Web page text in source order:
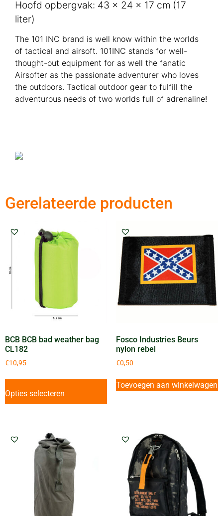
Hoofd opbergvak: 43 x 24 x 17 cm (17
liter)
The 101 INC brand is well know within the worlds
of tactical and airsoft. 101INC stands for well-
thought-out equipment for as well the fanatic
Airsofter as the passionate adventurer who loves
the outdoors. Tactical outdoor gear to fulfill the
adventurous needs of two worlds full of adrenaline!
Gerelateerde producten
BCB BCB bad weather bag
CL182
€10,95
Opties selecteren
Fosco Industries Beurs
nylon rebel
€0,50
Toevoegen aan winkelwagen